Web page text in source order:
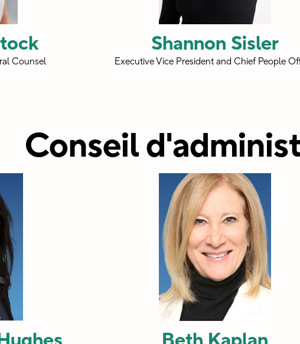
Counsel
Shannon Sisler
Executive Vice President and Chief People
Conseil